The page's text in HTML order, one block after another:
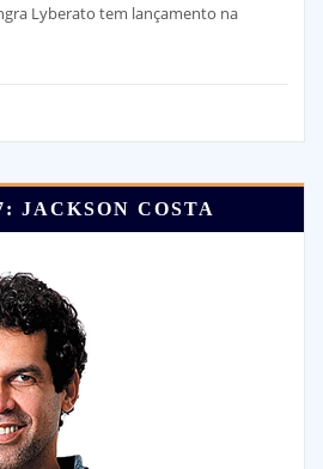
Lyberato tem lançamento na
JACKSON COSTA